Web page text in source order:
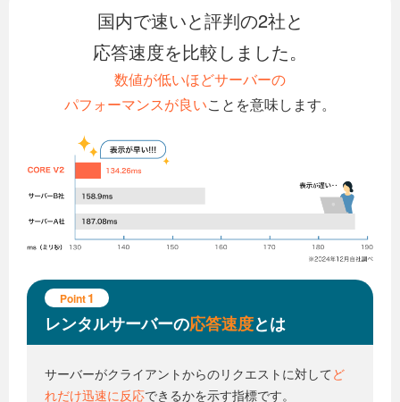
国内で速いと評判の2社と
応答速度を比較しました。
数値が低いほどサーバーの
パフォーマンスが良いことを意味します。
Point1
レンタルサーバーの応答速度とは
サーバーがクライアントからのリクエストに対して ど
れだけ迅速に反応できるかを示す指標です。